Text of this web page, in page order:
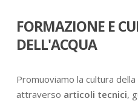
FORMAZIONE E
DELL'ACQUA
Promuoviamo la cultura della
attraverso articoli tecnici,